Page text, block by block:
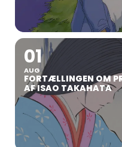
01
AUG
FORTÆLLINGEN OM
AF ISAO TAKAHATA